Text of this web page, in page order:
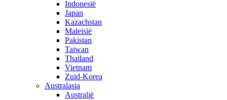
Indonesië
Japan
Kazachstan
Maleisië
Pakistan
Taiwan
Thailand
Vietnam
Zuid-Korea
Australasia
Australië